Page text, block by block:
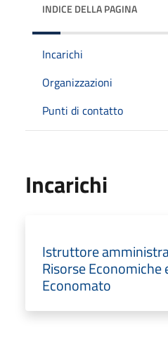
INDICE DELLA PAGINA
Incarichi
Organizzazioni
Punti di contatto
Incarichi
Istruttore
Risorse Economiche
Economato